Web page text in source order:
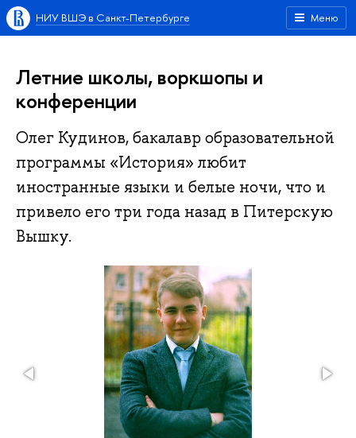
Меню
НИУ ВШЭ в Санкт-Петербурге
Летние школы, воркшопы и
конференции
Олег Кудинов, бакалавр образовательной
программы «История» любит
иностранные языки и белые ночи, что и
привело его три года назад в Питерскую
Вышку.